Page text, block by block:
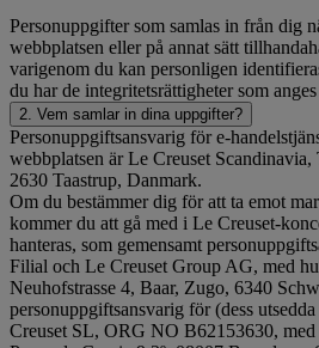
Personuppgifter som samlas in från dig
webbplatsen eller på annat sätt
varigenom du kan personligen
du har de integritetsrättigheter som
2. Vem samlar in dina uppgifter?
Personuppgiftsansvarig för e-
webbplatsen är Le Creuset Scandinavia,
2630 Taastrup, Danmark.
Om du bestämmer dig för att ta emot
kommer du att gå med i Le Creuset-
hanteras, som gemensamt
Filial och Le Creuset Group AG, med
Neuhofstrasse 4, Baar, Zugo, 6340
personuppgiftsansvarig för (dess
Creuset SL, ORG NO B62153630, med